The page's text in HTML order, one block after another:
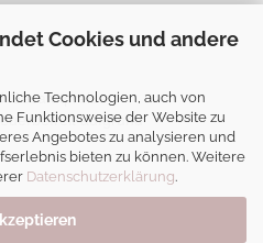
Cookies und andere
Technologien, auch von
Funktionsweise der Website zu
Angebotes zu analysieren und
bieten zu können. Weitere
Datenschutzerklärung.
Gesamtpreise
aufgrund